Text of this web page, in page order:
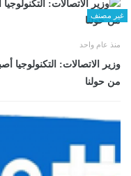
غير مصنف
منذ عام واحد
وزير الاتصالات: التكنولوجيا
من حولنا